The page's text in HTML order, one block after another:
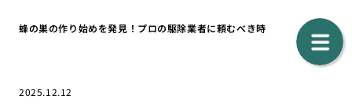
蜂の巣の作り始めを発見！プロの駆除業者に頼むべき時
2025.12.12